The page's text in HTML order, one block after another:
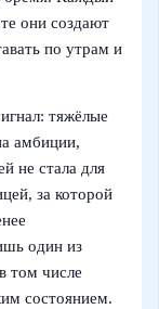
они создают
по утрам и
тяжёлые
амбиции,
не стала для
за которой
один из
том числе
состоянием.